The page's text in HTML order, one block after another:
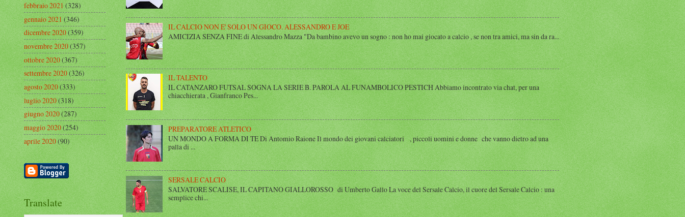
IL CALCIO NON E' SOLO UN GIOCO. ALESSANDRO E JOE
AMICIZIA SENZA FINE di Alessandro Mazza "Da bambino avevo un sogno : non ho mai giocato a calcio , se non tra amici, ma sin da ra...
IL TALENTO
IL CATANZARO FUTSAL SOGNA LA SERIE B. PAROLA AL FUNAMBOLICO PESTICH Abbiamo incontrato via chat, per una
chiacchierata , Gianfranco Pes...
PREPARATORE ATLETICO
UN MONDO A FORMA DI TE Di Antomio Raione Il mondo dei giovani calciatori , piccoli uomini e donne che vanno dietro ad una
palla di ...
SERSALE CALCIO
SALVATORE SCALISE, IL CAPITANO GIALLOROSSO di Umberto Gallo La voce del Sersale Calcio, il cuore del Sersale Calcio : una
semplice chi...
febbraio 2021(328)
gennaio 2021(346)
dicembre 2020(359)
novembre 2020(357)
ottobre 2020(367)
settembre 2020(326)
agosto 2020(333)
luglio 2020(318)
giugno 2020(287)
maggio 2020(254)
aprile 2020(90)
Translate